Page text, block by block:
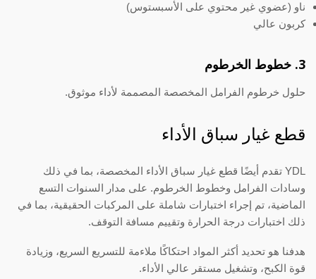
ناو (عضوي غير محتوي على الأسبستوس)
كربون عالي
حلول خرطوم الفرامل المخصصة المصممة لأداء موثوق.
قطع غيار سباق الأداء
YDL تقدم أيضًا قطع غيار سباق الأداء المخصصة، بما في ذلك
وسادات الفرامل وخطوط الخرطوم. على مدار السنوات التسع
الماضية، تم إجراء اختبارات شاملة على المركبات الحقيقية، بما في
ذلك اختبارات درجة الحرارة وتقييم مسافة التوقف.
هدفنا هو تحديد أكثر المواد احتكاكًا ملاءمة للتسريع السريع، وزيادة
قوة الكبح، وتشغيل مستقر عالي الأداء.